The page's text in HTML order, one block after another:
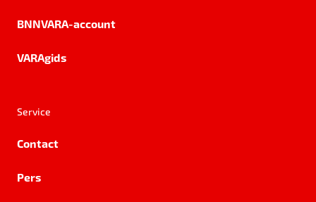
BNNVARA-account
VARAgids
Service
Contact
Pers